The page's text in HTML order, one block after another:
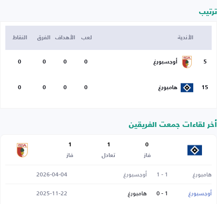
ترتيب
الأندية لعب الأهداف الفرق النقاط
5 أوجسبورغ 0
0
0
0
15 هامبورغ 0
0
0
0
أخر لقاءات جمعت الفريقين
0
فاز
1
تعادل
1
فاز
هامبورغ 1 - 1 أوجسبورغ
2026-04-04
أوجسبورغ
1 - 0 هامبورغ 2025-11-22